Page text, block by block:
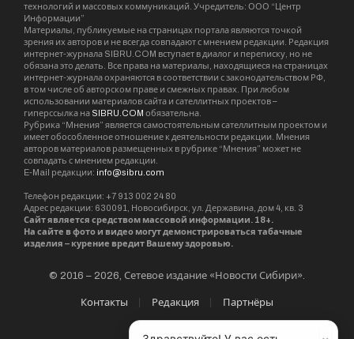
технологий и массовых коммуникаций. Учредитель: ООО “Центр
Информации”
Материалы, публикуемые на страницах портала являются точкой
зрения их авторов и не всегда совпадают с мнением редакции. Редакция
интернет-журнала SIBRU.COM вступает в диалог и переписку, но не
обязана это делать. Все права на материалы, находящиеся на страницах
интернет-журнала охраняются в соответствии с законодательством РФ,
в том числе об авторском праве и смежных правах. При любом
использовании материалов сайта и сателлитных проектов –
гиперссылка на SIBRU.COM обязательна.
Рубрика “Мнения” является самостоятельным сателлитным проектом и
имеет обособленное отношение к деятельности редакции. Мнения
авторов материалов размещенных в рубрике “Мнения” может не
совпадать с мнением редакции.
E-Mail редакции: info@sibru.com
Телефон редакции: +7 913 002 24 80
Адрес редакции: 630091, Новосибирск, ул. Державина, дом 4, кв. 3
Сайт является средством массовой информации. 18+.
На сайте в фото и видео могут демонстрироваться табачные
изделия – курение вредит Вашему здоровью.
© 2016 – 2026, Сетевое издание «Новости Сибири».
Контакты Редакция Партнёры